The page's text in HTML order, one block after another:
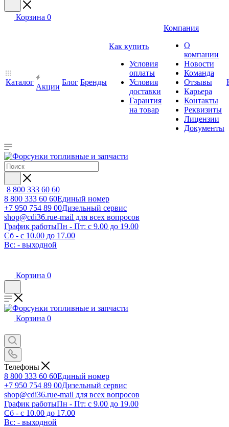
Корзина 0
Каталог
Акции
Блог Бренды
Как купить
Условия
оплаты
Условия
доставки
Гарантия
на товар
Компания
О
компании
Новости
Команда
Отзывы
Карьера
Контакты
Реквизиты
Лицензии
Документы
8 800 333 60 60
8 800 333 60 60Единый номер
+7 950 754 89 00Дизельный сервис
shop@cdi36.rue-mail для всех вопросов
График работыПн - Пт: с 9.00 до 19.00
Сб - с 10.00 до 17.00
Вс: - выходной
Корзина 0
Корзина 0
Телефоны
8 800 333 60 60Единый номер
+7 950 754 89 00Дизельный сервис
shop@cdi36.rue-mail для всех вопросов
График работыПн - Пт: с 9.00 до 19.00
Сб - с 10.00 до 17.00
Вс: - выходной